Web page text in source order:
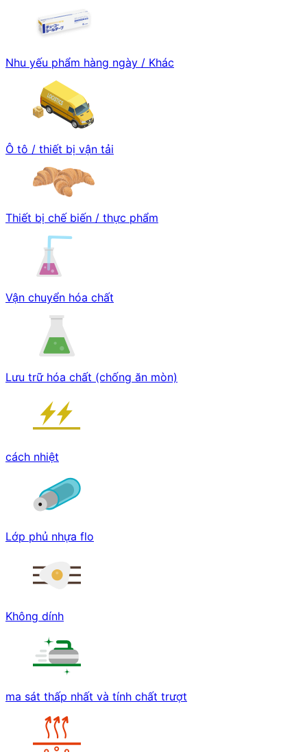
Nhu yếu phẩm hàng ngày / Khác
Ô tô / thiết bị vận tải
Thiết bị chế biến / thực phẩm
Vận chuyển hóa chất
Lưu trữ hóa chất (chống ăn mòn)
cách nhiệt
Lớp phủ nhựa flo
Không dính
ma sát thấp nhất và tính chất trượt